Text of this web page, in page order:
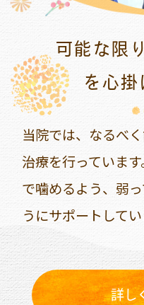
可能な限り
を心掛
当院では、なるべ
治療を行っていま
で噛めるよう、弱
うにサポートしてい
詳し